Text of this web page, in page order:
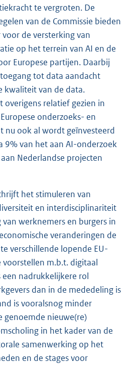
te vergroten. De
van de Commissie bieden
de versterking van
op het terrein van AI en de
Europese partijen. Daarbij
tot data aandacht
kwaliteit van de data.
relatief gezien in
onderzoeks- en
nu ook al wordt geïnvesteerd
9% van het aan AI-onderzoek
Nederlandse projecten
het stimuleren van
en interdisciplinariteit
werknemers en burgers in
veranderingen de
verschillende lopende EU-
voorstellen m.b.t. digitaal
nadrukkelijkere rol
dan in de mededeling is
is vooralsnog minder
genoemde nieuwe(re)
in het kader van de
samenwerking op het
en de stages voor